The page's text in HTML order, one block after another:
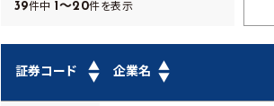
39件中 1～20件を表示
▲
証券コード ▼
▲
企業名 ▼